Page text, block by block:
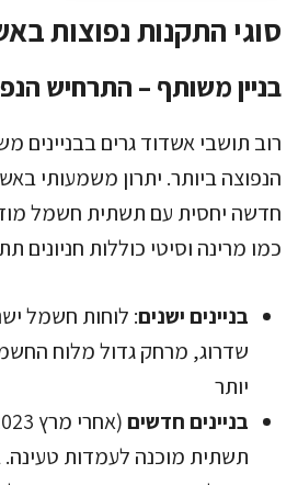
סוגי התקנות נפוצות
בניין משותף – התרחיש
רוב תושבי אשדוד גרים בבניינים
הנפוצה ביותר. יתרון משמעותי
חדשה יחסית עם תשתית חשמל
כמו מרינה וסיטי כוללות חניונים
בניינים ישנים: לוחות חשמל
שדרוג, מרחק גדול מלוח
יותר
בניינים חדשים